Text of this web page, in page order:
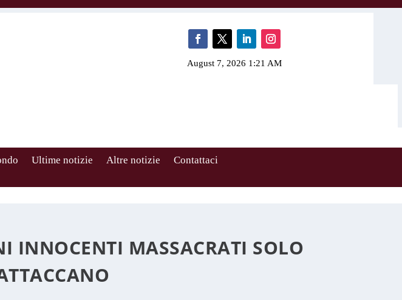
August 7, 2026 1:21 AM
Ultime notizie Altre notizie Contattaci
INNOCENTI MASSACRATI SOLO